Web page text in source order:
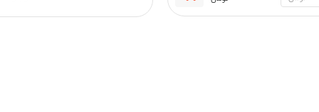
اصلی:
فعلی: